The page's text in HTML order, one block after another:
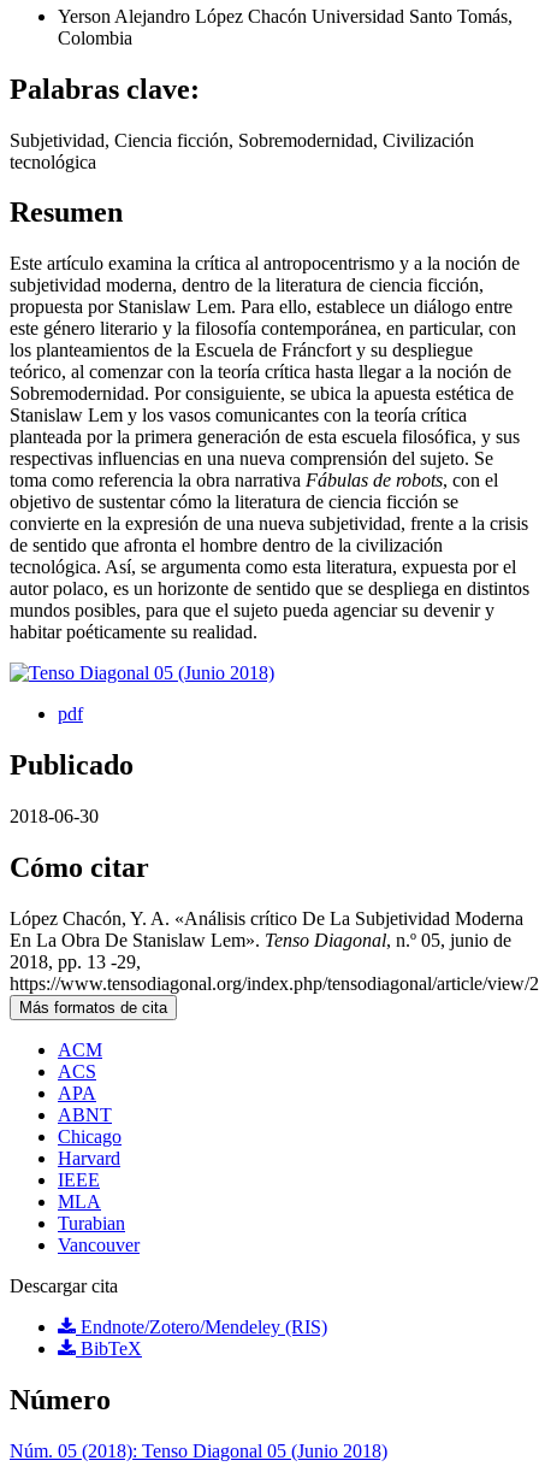
Yerson Alejandro López Chacón Universidad Santo Tomás,
Colombia
Palabras clave:
Subjetividad, Ciencia ficción, Sobremodernidad, Civilización
tecnológica
Resumen
Este artículo examina la crítica al antropocentrismo y a la noción de
subjetividad moderna, dentro de la literatura de ciencia ficción,
propuesta por Stanislaw Lem. Para ello, establece un diálogo entre
este género literario y la filosofía contemporánea, en particular, con
los planteamientos de la Escuela de Fráncfort y su despliegue
teórico, al comenzar con la teoría crítica hasta llegar a la noción de
Sobremodernidad. Por consiguiente, se ubica la apuesta estética de
Stanislaw Lem y los vasos comunicantes con la teoría crítica
planteada por la primera generación de esta escuela filosófica, y sus
respectivas influencias en una nueva comprensión del sujeto. Se
toma como referencia la obra narrativa Fábulas de robots, con el
objetivo de sustentar cómo la literatura de ciencia ficción se
convierte en la expresión de una nueva subjetividad, frente a la crisis
de sentido que afronta el hombre dentro de la civilización
tecnológica. Así, se argumenta como esta literatura, expuesta por el
autor polaco, es un horizonte de sentido que se despliega en distintos
mundos posibles, para que el sujeto pueda agenciar su devenir y
habitar poéticamente su realidad.
pdf
Publicado
2018-06-30
Cómo citar
López Chacón, Y. A. «Análisis crítico De La Subjetividad Moderna
En La Obra De Stanislaw Lem». Tenso Diagonal, n.º 05, junio de
2018, pp. 13 -29,
https://www.tensodiagonal.org/index.php/tensodiagonal/article/view/
Más formatos de cita
ACM
ACS
APA
ABNT
Chicago
Harvard
IEEE
MLA
Turabian
Vancouver
Descargar cita
Endnote/Zotero/Mendeley (RIS)
BibTeX
Número
Núm. 05 (2018): Tenso Diagonal 05 (Junio 2018)